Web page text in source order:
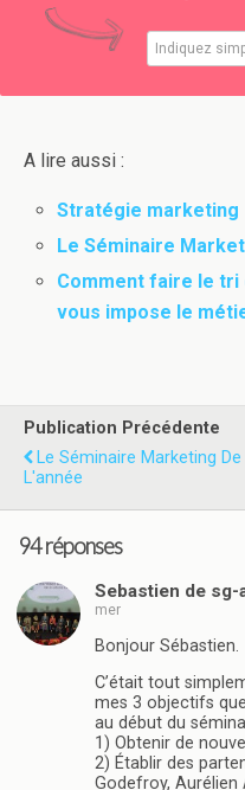
A lire aussi :
Stratégie marketing
Le Séminaire
Comment faire le tri
vous impose le
Publication Précédente
Le Séminaire Marketing De
L'année
94 réponses
Sebastien de
mer
Bonjour Sébastien.
C’était tout
mes 3 objectifs
au début du
1) Obtenir de
2) Établir des
Godefroy, Aurélien